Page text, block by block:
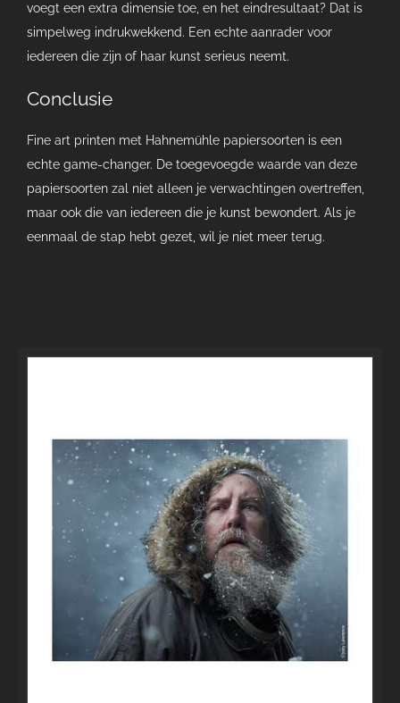
voegt een extra dimensie toe, en het eindresultaat? Dat is
simpelweg indrukwekkend. Een echte aanrader voor
iedereen die zijn of haar kunst serieus neemt.
Conclusie
Fine art printen met Hahnemühle papiersoorten is een
echte game-changer. De toegevoegde waarde van deze
papiersoorten zal niet alleen je verwachtingen overtreffen,
maar ook die van iedereen die je kunst bewondert. Als je
eenmaal de stap hebt gezet, wil je niet meer terug.